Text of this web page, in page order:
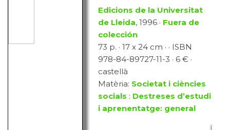
Edicions de la Universitat
de Lleida, 1996 · Fuera de
colección
73 p. · 17 x 24 cm · · ISBN
978-84-89727-11-3 · 6 € ·
castellà
Matèria: Societat i ciències
socials : Destreses d’estudi
i aprenentatge: general